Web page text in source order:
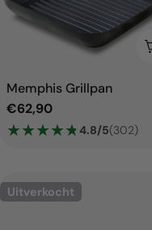
Memphis Grillpan
Normale
prijs
€62,90
★
★★
★★
★★
★★
★ 4.8/5(302)
Uitverkocht